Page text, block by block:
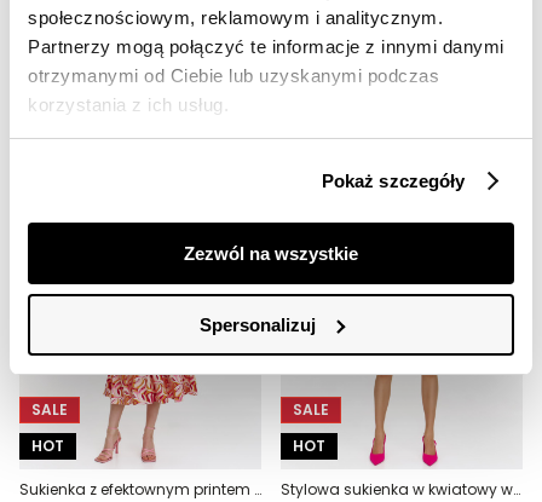
społecznościowym, reklamowym i analitycznym.
Partnerzy mogą połączyć te informacje z innymi danymi
otrzymanymi od Ciebie lub uzyskanymi podczas
korzystania z ich usług.
Pokaż szczegóły
Zezwól na wszystkie
Spersonalizuj
Sukienka midi o prostym kroju
89,99 zł
Cena regularna 129,99 zł
Najniższa cena z 30 dni przed
obniżką129,99 zł
Zwiewna sukienka wiskozowa
49,99 zł
Cena regularna99,99 zł
Najniższa cena z 30 dni przed
SALE
HOT
Sukienka z efektownym printem w różowo-pomarańczowym kolorze
SALE
HOT
Stylowa sukienka w kwiatowy wzór